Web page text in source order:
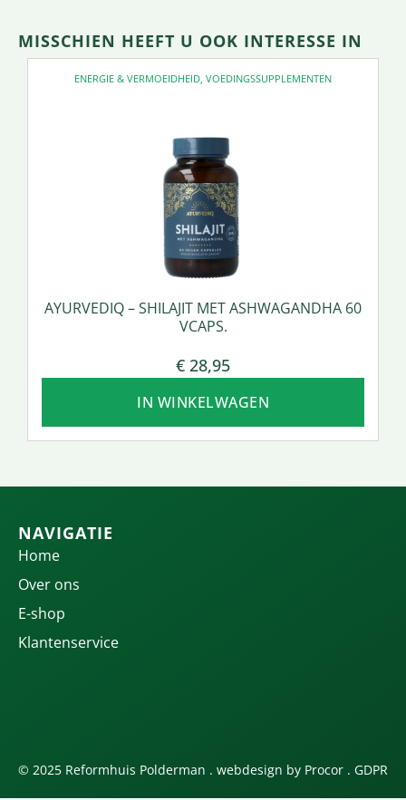
MISSCHIEN HEEFT U OOK INTERESSE IN
ENERGIE & VERMOEIDHEID, VOEDINGSSUPPLEMENTEN
AYURVEDIQ – SHILAJIT MET ASHWAGANDHA 60
VCAPS.
€ 28,95
IN WINKELWAGEN
NAVIGATIE
Home
Over ons
E-shop
Klantenservice
© 2025 Reformhuis Polderman . webdesign by Procor . GDPR